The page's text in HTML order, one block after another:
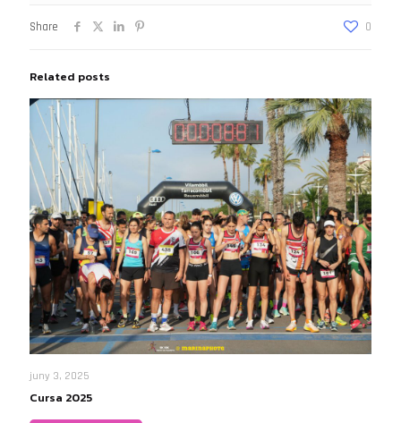
Share 0
Related posts
juny 3, 2025
Cursa 2025